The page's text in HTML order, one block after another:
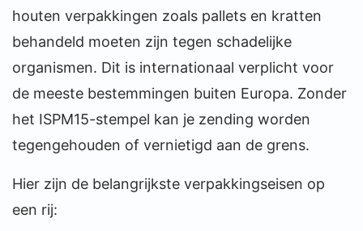
houten verpakkingen zoals pallets en kratten
behandeld moeten zijn tegen schadelijke
organismen. Dit is internationaal verplicht voor
de meeste bestemmingen buiten Europa. Zonder
het ISPM15-stempel kan je zending worden
tegengehouden of vernietigd aan de grens.
Hier zijn de belangrijkste verpakkingseisen op
een rij: